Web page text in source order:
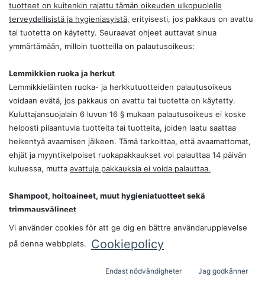
tuotteet on kuitenkin rajattu tämän oikeuden ulkopuolelle
terveydellisistä ja hygieniasyistä, erityisesti, jos pakkaus on avattu
tai tuotetta on käytetty. Seuraavat ohjeet auttavat sinua
ymmärtämään, milloin tuotteilla on palautusoikeus:
Lemmikkien ruoka ja herkut
Lemmikkieläinten ruoka- ja herkkutuotteiden palautusoikeus
voidaan evätä, jos pakkaus on avattu tai tuotetta on käytetty.
Kuluttajansuojalain 6 luvun 16 § mukaan palautusoikeus ei koske
helposti pilaantuvia tuotteita tai tuotteita, joiden laatu saattaa
heikentyä avaamisen jälkeen. Tämä tarkoittaa, että avaamattomat,
ehjät ja myyntikelpoiset ruokapakkaukset voi palauttaa 14 päivän
kuluessa, mutta avattuja pakkauksia ei voida palauttaa.
Shampoot, hoitoaineet, muut hygieniatuotteet sekä
trimmausvälineet
Koska hygieniatuotteemme, kuten shampoot, hoitoaineet ja muut
tarjota niille vaihto- tai palautusoikeutta. Kuluttajansuojalain 6
ole enää myyntikelpoisia avaamisen jälkeen. Emme voi taata, ettei
Vi använder cookies för att ge dig en bättre användarupplevelse
på denna webbplats.
Cookiepolicy
Endast nödvändigheter Jag godkänner